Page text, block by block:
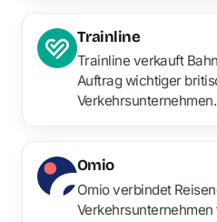
Trainline
Trainline verkauft
Auftrag wichtiger
Verkehrsunternehmen.
Omio
Omio verbindet